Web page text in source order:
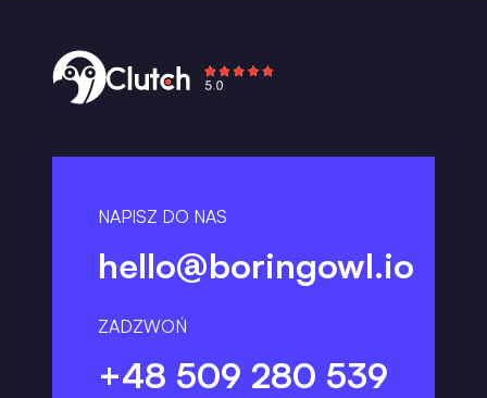
NAPISZ DO NAS
hello@boringowl.io
ZADZWOŃ
+48 509 280 539